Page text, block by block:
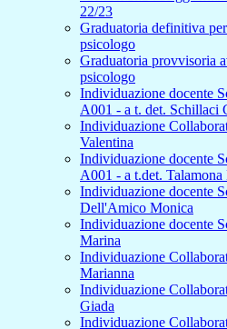
22/23
Graduatoria definitiva
psicologo
Graduatoria provvisoria
psicologo
Individuazione docente
A001 - a t. det. Schillaci
Individuazione
Valentina
Individuazione docente
A001 - a t.det. Talamona
Individuazione docente
Dell'Amico Monica
Individuazione docente
Marina
Individuazione
Marianna
Individuazione
Giada
Individuazione